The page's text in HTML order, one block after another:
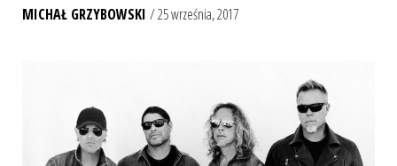
MICHAŁ GRZYBOWSKI / 25 września, 2017